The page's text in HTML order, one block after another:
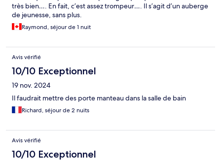
très bien…. En fait, c’est assez trompeur…. Il s’agit d’un auberge
de jeunesse, sans plus.
Raymond, séjour de 1 nuit
Avis vérifié
10/10 Exceptionnel
19 nov. 2024
Il faudrait mettre des porte manteau dans la salle de bain
Richard, séjour de 2 nuits
Avis vérifié
10/10 Exceptionnel